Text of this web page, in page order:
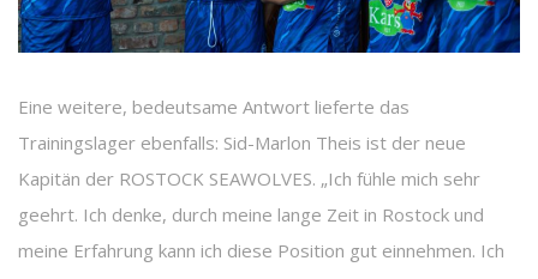
Eine weitere, bedeutsame Antwort lieferte das
Trainingslager ebenfalls: Sid-Marlon Theis ist der neue
Kapitän der ROSTOCK SEAWOLVES. „Ich fühle mich sehr
geehrt. Ich denke, durch meine lange Zeit in Rostock und
meine Erfahrung kann ich diese Position gut einnehmen. Ich